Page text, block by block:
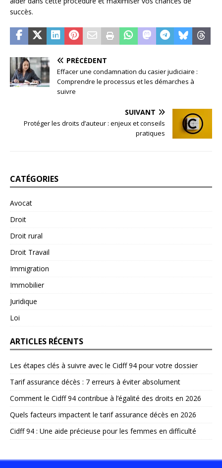
succès.
PRÉCÉDENT
Effacer une condamnation du casier judiciaire :
Comprendre le processus et les démarches à
suivre
SUIVANT
Protéger les droits d’auteur : enjeux et conseils
pratiques
CATÉGORIES
Avocat
Droit
Droit rural
Droit Travail
Immigration
Immobilier
Juridique
Loi
ARTICLES RÉCENTS
Les étapes clés à suivre avec le Cidff 94 pour votre dossier
Tarif assurance décès : 7 erreurs à éviter absolument
Comment le Cidff 94 contribue à l’égalité des droits en 2026
Quels facteurs impactent le tarif assurance décès en 2026
Cidff 94 : Une aide précieuse pour les femmes en difficulté